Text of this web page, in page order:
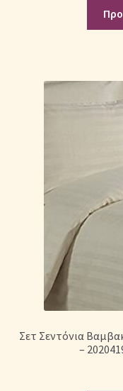
Σετ Σεντόνια
–